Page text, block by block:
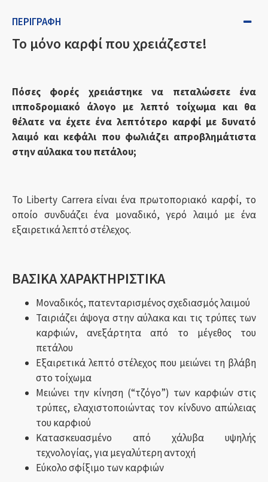
ΠΕΡΙΓΡΑΦΉ
Το μόνο καρφί που χρειάζεστε!
Πόσες φορές χρειάστηκε να πεταλώσετε ένα
ιπποδρομιακό άλογο με λεπτό τοίχωμα και θα
θέλατε να έχετε ένα λεπτότερο καρφί με δυνατό
λαιμό και κεφάλι που φωλιάζει απροβλημάτιστα
στην αύλακα του πετάλου;
Το Liberty Carrera είναι ένα πρωτοποριακό καρφί, το
οποίο συνδυάζει ένα μοναδικό, γερό λαιμό με ένα
εξαιρετικά λεπτό στέλεχος.
ΒΑΣΙΚΑ ΧΑΡΑΚΤΗΡΙΣΤΙΚΑ
Μοναδικός, πατενταρισμένος σχεδιασμός λαιμού
Ταιριάζει άψογα στην αύλακα και τις τρύπες των
καρφιών, ανεξάρτητα από το μέγεθος του
πετάλου
Εξαιρετικά λεπτό στέλεχος που μειώνει τη βλάβη
στο τοίχωμα
Μειώνει την κίνηση (“τζόγο”) των καρφιών στις
τρύπες, ελαχιστοποιώντας τον κίνδυνο απώλειας
του καρφιού
Κατασκευασμένο από χάλυβα υψηλής
τεχνολογίας, για μεγαλύτερη αντοχή
Εύκολο σφίξιμο των καρφιών